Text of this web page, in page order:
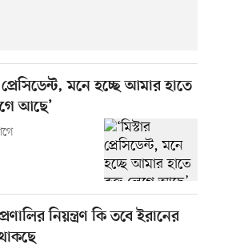
প্রেসিডেন্ট, মনে হচ্ছে আমার হাতে
আছে’
নিয়ন্ত্রণ কি তবে ইরানের